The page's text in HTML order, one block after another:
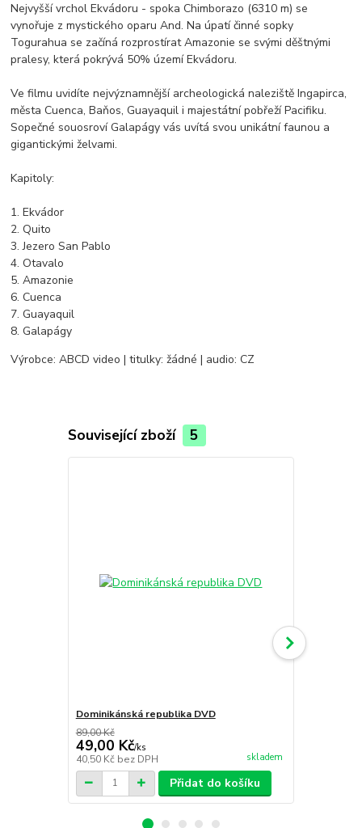
Nejvyšší vrchol Ekvádoru - spoka Chimborazo (6310 m) se
vynořuje z mystického oparu And. Na úpatí činné sopky
Togurahua se začíná rozprostírat Amazonie se svými děštnými
pralesy, která pokrývá 50% území Ekvádoru.
Ve filmu uvidíte nejvýznamnější archeologická naleziště Ingapirca,
města Cuenca, Baňos, Guayaquil i majestátní pobřeží Pacifiku.
Sopečné souosroví Galapágy vás uvítá svou unikátní faunou a
gigantickými želvami.
Kapitoly:
1. Ekvádor
2. Quito
3. Jezero San Pablo
4. Otavalo
5. Amazonie
6. Cuenca
7. Guayaquil
8. Galapágy
Výrobce: ABCD video | titulky: žádné | audio: CZ
Související zboží 5
Dominikánská republika DVD
89,00 Kč
49,00 Kč/ks
40,50 Kč bez DPH skladem
Přidat do košíku